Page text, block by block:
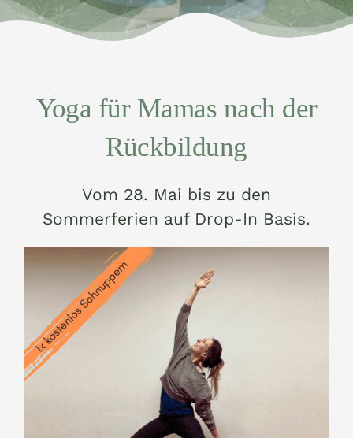
Yoga für Mamas nach der
Rückbildung
Vom 28. Mai bis zu den
Sommerferien auf Drop-In Basis.